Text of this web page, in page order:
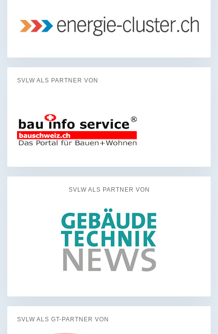
SVLW ALS PARTNER VON
SVLW ALS PARTNER VON
SVLW ALS GT-PARTNER VON